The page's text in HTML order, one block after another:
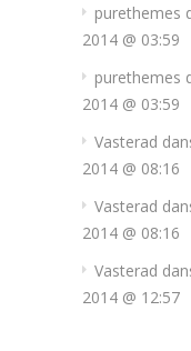
purethemes
2014 @ 03:59
purethemes
2014 @ 03:59
Vasterad
2014 @ 08:16
Vasterad
2014 @ 08:16
Vasterad
2014 @ 12:57